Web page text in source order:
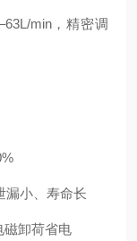
min，精密调
漏小、寿命长
磁卸荷省电